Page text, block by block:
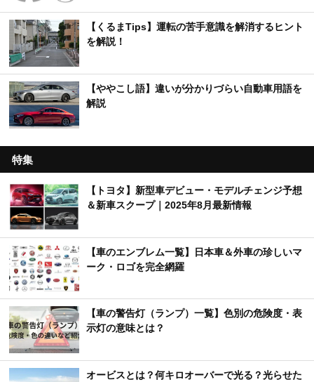
【くるまTips】運転の苦手意識を解消するヒント
を解説！
【ややこし語】違いが分かりづらい自動車用語を
解説
特集
【トヨタ】新型車デビュー・モデルチェンジ予想
＆新車スクープ｜2025年8月最新情報
【車のエンブレム一覧】日本車＆外車の珍しいマ
ーク・ロゴを完全網羅
【車の警告灯（ランプ）一覧】色別の危険度・表
示灯の意味とは？
オービスとは？何キロオーバーで光る？光らせた